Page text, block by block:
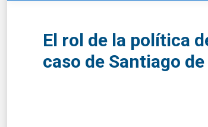
El rol de la política
caso de Santiago